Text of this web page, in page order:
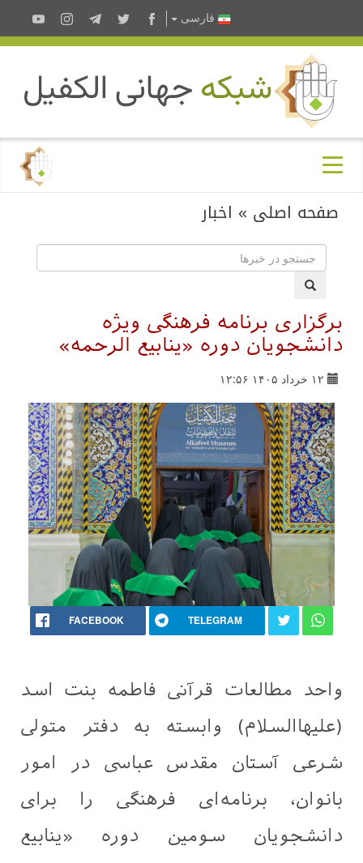
فارسى
صفحه اصلی » اخبار
برگزاری برنامه فرهنگی ویژه
دانشجویان دوره «ینابیع الرحمه»
۱۲ خرداد ۱۴۰۵ ۱۲:۵۶
FACEBOOK TELEGRAM
واحد مطالعات قرآنی فاطمه بنت اسد
(علیها‌السلام) وابسته به دفتر متولی
شرعی آستان مقدس عباسی در امور
بانوان، برنامه‌ای فرهنگی را برای
دانشجویان سومین دوره «ینابیع